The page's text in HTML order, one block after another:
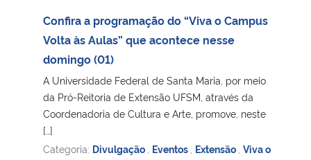
Confira a programação do “Viva o Campus
Volta às Aulas” que acontece nesse
domingo (01)
A Universidade Federal de Santa Maria, por meio
da Pró-Reitoria de Extensão UFSM, através da
Coordenadoria de Cultura e Arte, promove, neste
[…]
Categoria: Divulgação Eventos Extensão Viva o